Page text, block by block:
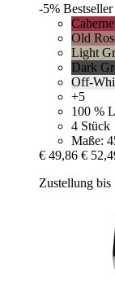
-5% Bestseller
Old
Light
Dark
Off-
+5
100 %
4 Stück
Maße:
€ 49,86 €
Zustellung bis